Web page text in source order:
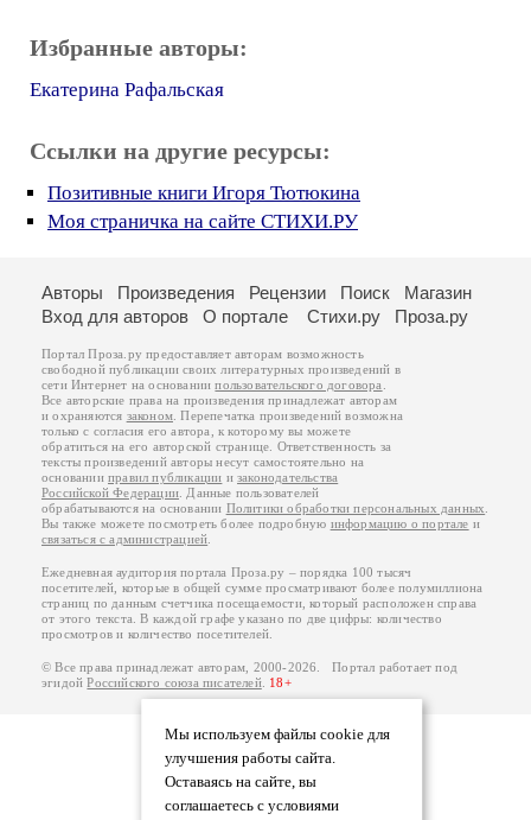
Избранные авторы:
Екатерина Рафальская
Ссылки на другие ресурсы:
Позитивные книги Игоря Тютюкина
Моя страничка на сайте СТИХИ.РУ
Мы используем файлы cookie для
улучшения работы сайта.
Оставаясь на сайте, вы
соглашаетесь с условиями
Авторы Произведения Рецензии Поиск
Магазин
Вход для авторов
О портале Стихи.ру Проза.ру
Портал Проза.ру предоставляет авторам возможность
свободной публикации своих литературных произведений в
сети Интернет на основаниипользовательского договора
Все авторские права на произведения принадлежат авторам
и охраняются законом . Перепечатка произведений возможна
только с согласия его автора, к которому вы можете
обратиться на его авторской странице. Ответственность за
тексты произведений авторы несут самостоятельно на
основанииправил публикации изаконодательства
Российской Федерации . Данные пользователей
обрабатываются на основании Политики обработки персональных данных
Вы также можете посмотреть более подробную информацию о портале и
связаться с администрацией
Ежедневная аудитория портала Проза.ру – порядка 100 тысяч
посетителей, которые в общей сумме просматривают более полумиллиона
страниц по данным счетчика посещаемости, который расположен справа
от этого текста. В каждой графе указано по две цифры: количество
просмотров и количество посетителей.
© Все права принадлежат авторам, 2000-2026. Портал работает под
эгидойРоссийского союза писателей. 18+